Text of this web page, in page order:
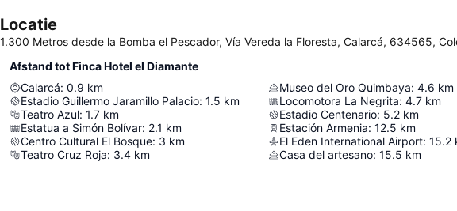
Locatie
1.300 Metros desde la Bomba el Pescador, Vía Vereda la Floresta, Calarcá, 634565,
Afstand tot Finca Hotel el Diamante
Calarcá: 0.9 km
Estadio Guillermo Jaramillo Palacio: 1.5 km
Teatro Azul: 1.7 km
Estatua a Simón Bolívar: 2.1 km
Centro Cultural El Bosque: 3 km
Teatro Cruz Roja: 3.4 km
Museo del Oro Quimbaya: 4.6 km
Locomotora La Negrita: 4.7 km
Estadio Centenario: 5.2 km
Estación Armenia: 12.5 km
El Eden International Airport: 15.2
Casa del artesano: 15.5 km